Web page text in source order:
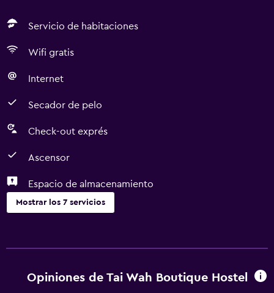
Servicio de habitaciones
Wifi gratis
Internet
Secador de pelo
Check-out exprés
Ascensor
Espacio de almacenamiento
Mostrar los 7 servicios
Servicio de habitaciones
Opiniones de Tai Wah Boutique Hostel